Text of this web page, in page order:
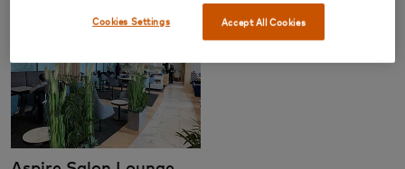
Accept All Cookies
Cookies Settings